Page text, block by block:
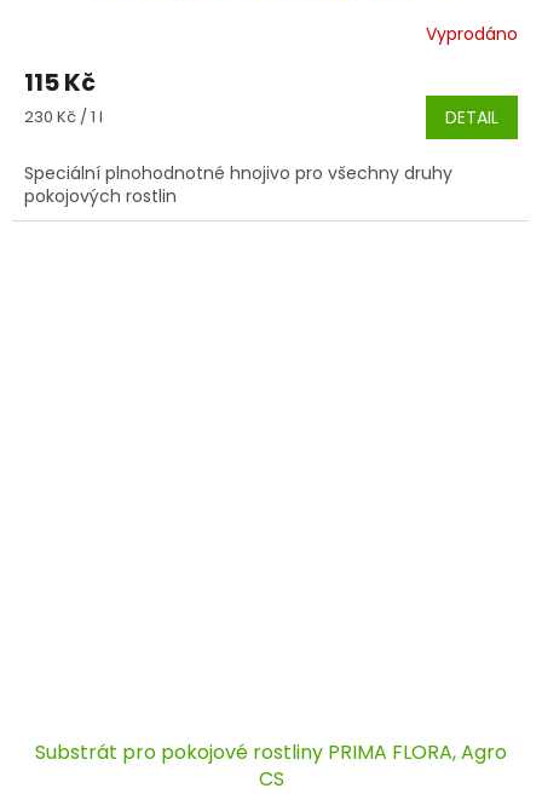
Vyprodáno
115 Kč
Měrná
230 Kč / 1 l DETAIL
Speciální plnohodnotné hnojivo pro všechny druhy
pokojových rostlin
Substrát pro pokojové rostliny PRIMA FLORA, Agro
CS